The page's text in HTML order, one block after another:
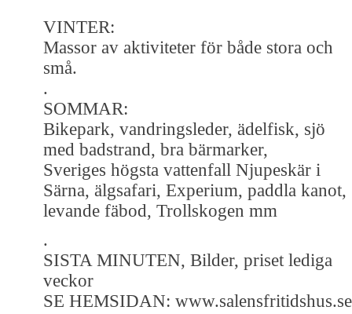
VINTER:
Massor av aktiviteter för både stora och
små.
.
SOMMAR:
Bikepark, vandringsleder, ädelfisk, sjö
med badstrand, bra bärmarker,
Sveriges högsta vattenfall Njupeskär i
Särna, älgsafari, Experium, paddla kanot,
levande fäbod, Trollskogen mm
.
SISTA MINUTEN, Bilder, priset lediga
veckor
SE HEMSIDAN: www.salensfritidshus.se